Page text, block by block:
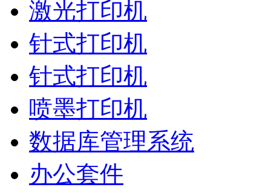
激光打印机
针式打印机
针式打印机
喷墨打印机
数据库管理系统
办公套件